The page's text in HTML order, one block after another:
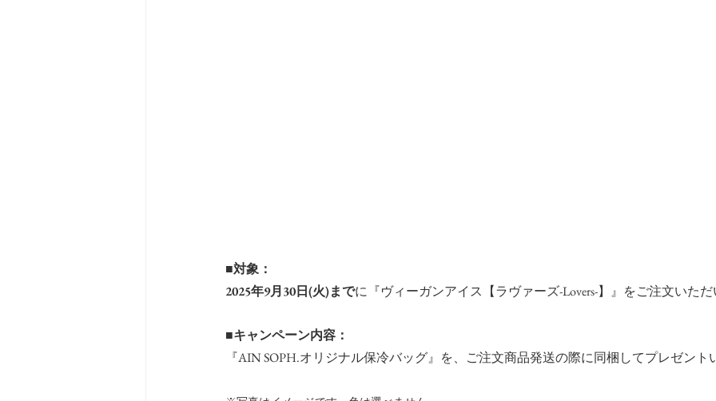
■対象：
2025年9月30日(火)までに『ヴィーガンアイス【ラヴァーズ-Lovers-】』をご注文いた
■キャンペーン内容：
『AIN SOPH.オリジナル保冷バッグ』を、ご注文商品発送の際に同梱してプレゼント